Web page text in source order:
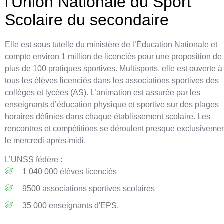
Scolaire du secondaire
Elle est sous tutelle du ministère de l’Éducation Nationale et
compte environ 1 million de licenciés pour une proposition de
plus de 100 pratiques sportives. Multisports, elle est ouverte à
tous les élèves licenciés dans les associations sportives des
collèges et lycées (AS). L’animation est assurée par les
enseignants d’éducation physique et sportive sur des plages
horaires définies dans chaque établissement scolaire. Les
rencontres et compétitions se déroulent presque
le mercredi après-midi.
L’UNSS fédère :
1 040 000 élèves licenciés
9500 associations sportives scolaires
35 000 enseignants d'EPS.